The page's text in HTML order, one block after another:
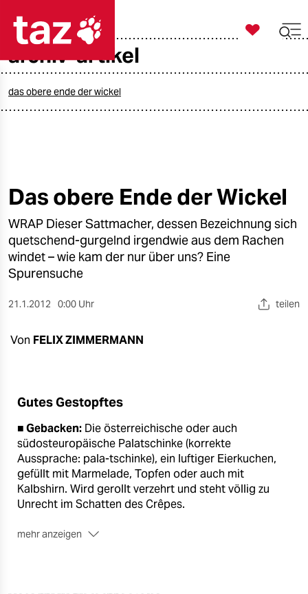
taz zahl ich
öko
gesellschaft
kultur
sport
berlin
nord
verlag
verlag
veranstaltungen
shop
fragen & hilfe
unterstützen

taz zahl ich
archiv-artikel
das obere ende der wickel
Das obere Ende der Wickel
WRAP Dieser Sattmacher, dessen Bezeichnung sich
quetschend-gurgelnd irgendwie aus dem Rachen
windet – wie kam der nur über uns? Eine
Spurensuche
21.1.2012 0:00 Uhr teilen
Von FELIX ZIMMERMANN
Gutes Gestopftes
■ Gebacken: Die österreichische oder auch
südosteuropäische Palatschinke (korrekte
Aussprache: pala-tschinke), ein luftiger Eierkuchen,
gefüllt mit Marmelade, Topfen oder auch mit
Kalbshirn. Wird gerollt verzehrt und steht völlig zu
Unrecht im Schatten des Crêpes.
mehr anzeigen